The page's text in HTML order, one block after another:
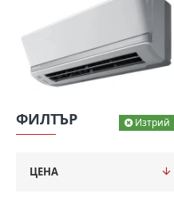
ФИЛТЪР Изтрий
ЦЕНА